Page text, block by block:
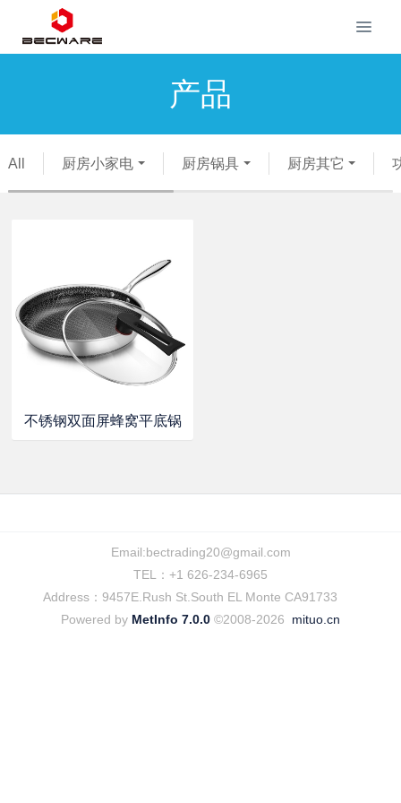
产品
All 厨房小家电 厨房锅具 厨房其它
不锈钢双面屏蜂窝平底锅
Email:bectrading20@gmail.com
TEL：+1 626-234-6965
Address：9457E.Rush St.South EL Monte CA91733
Powered by MetInfo 7.0.0 ©2008-2026 mituo.cn